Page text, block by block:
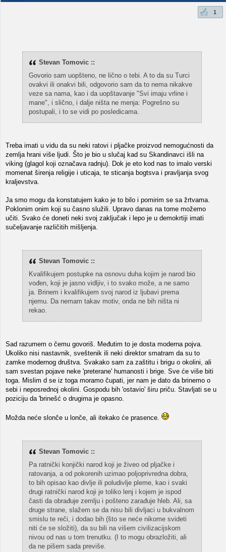
1
Stevan Tomovic ::
Govorio sam uopšteno, ne lično o tebi. A to da su Turci
ovakvi ili onakvi bili, odgovorio sam da to nema nikakve
veze sa nama, kao i da uopštavanje "Svi imaju vrline i
mane", i slično, i dalje ništa ne menja: Pogrešno su
postupali, i to se vidi po posledicama.
Treba imati u vidu da su neki ratovi i pljačke proizvod nemogućnosti da
zemlja hrani više ljudi. Što je bio u slučaj kad su Skandinavci išli na
viking (glagol koji označava radnju). Dok je eto kod nas to imalo verski
momenat širenja religije i uticaja, te sticanja bogtsva i pravljanja svog
kraljevstva.
Ja smo mogu da konstatujem kako je to bilo i pomirim se sa žrtvama.
Poklonim onim koji su časno služili. Upravo danas na tome možemo
učiti. Svako će doneti neki svoj zaključak i lepo je u demokrtiji imati
sučeljavanje različitih mišljenja.
Stevan Tomovic ::
Kvalifikujem postupke na osnovu duha kojim je narod bio
vođen, koji je jasno vidljiv, i to svako može, a ne samo
ja. Brinem i kvalifikujem svoj narod iz ljubavi prema
njemu. Da nemam takav motiv, onda ne bih ništa ni
rekao.
Sad razumem o čemu govoriš. Međutim to je dosta moderna pojva.
Ukoliko nisi nastavnik, sveštenik ili neki direktor smatram da su to
zamke modernog društva. Svakako sam za zaštitu i brigu o okolini, ali
sam svestan pojave neke 'preterane' humanosti i brige. Sve će više biti
toga. Mislim d se iz toga moramo čupati, jer nam je dato da brinemo o
sebi i neposrednoj okolini. Gospodu bih 'ostavio' širu priču. Stavljati se u
poziciju da 'brinešć o drugima je opasno.
Možda neće slonče u lonče, ali itekako će prasence.
Stevan Tomovic ::
Pa ratnički konjički narod koji je živeo od pljačke i
ratovanja, a od pokorenih uzimao poljoprivredna dobra,
to bih opisao kao divlje ili poludivlje pleme, kao i svaki
drugi ratnički narod koji je toliko lenj i kojem je ispod
časti da obrađuje zemlju i pošteno zarađuje hleb. Ali, sa
druge strane, slažem se da nisu bili divljaci u bukvalnom
smislu te reči, i dodao bih (što se neće nikome svideti
niti će se složiti), da su bili na višem civilizacijskom
nivou od nas u tom trenutku. (I to mogu obrazložiti, ali
da ne pišem sada previše.